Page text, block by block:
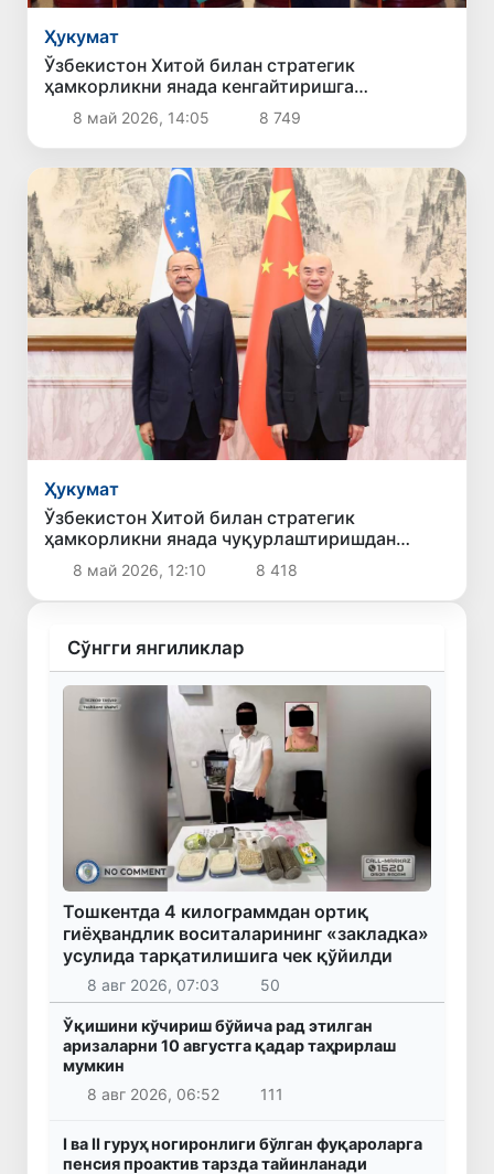
Ҳукумат
Ўзбекистон Хитой билан стратегик
ҳамкорликни янада кенгайтиришга
тайёрлигини билдирди
8 май 2026, 14:05 8 749
Ҳукумат
Ўзбекистон Хитой билан стратегик
ҳамкорликни янада чуқурлаштиришдан
манфаатдорлигини билдирди
8 май 2026, 12:10 8 418
Сўнгги янгиликлар
Тошкентда 4 килограммдан ортиқ
гиёҳвандлик воситаларининг «закладка»
усулида тарқатилишига чек қўйилди
8 авг 2026, 07:03 50
Ўқишини кўчириш бўйича рад этилган
аризаларни 10 августга қадар таҳрирлаш
мумкин
8 авг 2026, 06:52
111
I ва II гуруҳ ногиронлиги бўлган фуқароларга
пенсия проактив тарзда тайинланади